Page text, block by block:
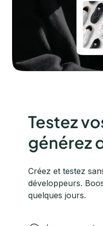
Testez
générez
Créez et testez
développeurs.
quelques jours.